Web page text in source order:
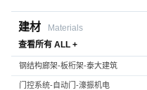
建材
Materials
查看所有 ALL +
钢结构廊架-板桁架-泰大建筑
门控系统-自动门-濠振机电